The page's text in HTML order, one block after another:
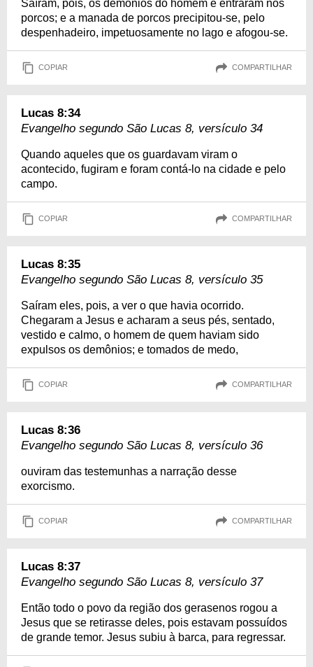
Saíram, pois, os demônios do homem e entraram nos
porcos; e a manada de porcos precipitou-se, pelo
despenhadeiro, impetuosamente no lago e afogou-se.
COPIAR COMPARTILHAR
Lucas 8:34
Evangelho segundo São Lucas 8, versículo 34
Quando aqueles que os guardavam viram o
acontecido, fugiram e foram contá-lo na cidade e pelo
campo.
COPIAR COMPARTILHAR
Lucas 8:35
Evangelho segundo São Lucas 8, versículo 35
Saíram eles, pois, a ver o que havia ocorrido.
Chegaram a Jesus e acharam a seus pés, sentado,
vestido e calmo, o homem de quem haviam sido
expulsos os demônios; e tomados de medo,
COPIAR COMPARTILHAR
Lucas 8:36
Evangelho segundo São Lucas 8, versículo 36
ouviram das testemunhas a narração desse
exorcismo.
COPIAR COMPARTILHAR
Lucas 8:37
Evangelho segundo São Lucas 8, versículo 37
Então todo o povo da região dos gerasenos rogou a
Jesus que se retirasse deles, pois estavam possuídos
de grande temor. Jesus subiu à barca, para regressar.